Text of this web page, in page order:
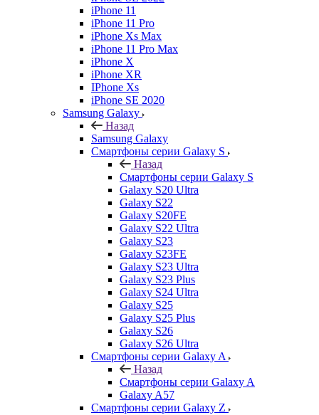
iPhone 11
iPhone 11 Pro
iPhone Xs Max
iPhone 11 Pro Max
iPhone X
iPhone XR
IPhone Xs
iPhone SE 2020
Samsung Galaxy
Назад
Samsung Galaxy
Смартфоны серии Galaxy S
Назад
Смартфоны серии Galaxy S
Galaxy S20 Ultra
Galaxy S22
Galaxy S20FE
Galaxy S22 Ultra
Galaxy S23
Galaxy S23FE
Galaxy S23 Ultra
Galaxy S23 Plus
Galaxy S24 Ultra
Galaxy S25
Galaxy S25 Plus
Galaxy S26
Galaxy S26 Ultra
Смартфоны серии Galaxy A
Назад
Смартфоны серии Galaxy A
Galaxy A57
Смартфоны серии Galaxy Z